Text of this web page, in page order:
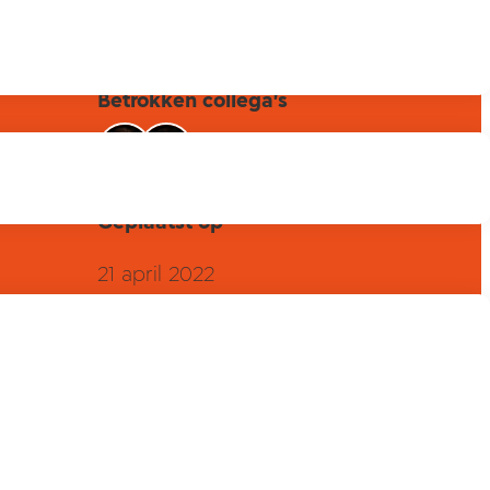
Betrokken collega's
Geplaatst op
21 april 2022